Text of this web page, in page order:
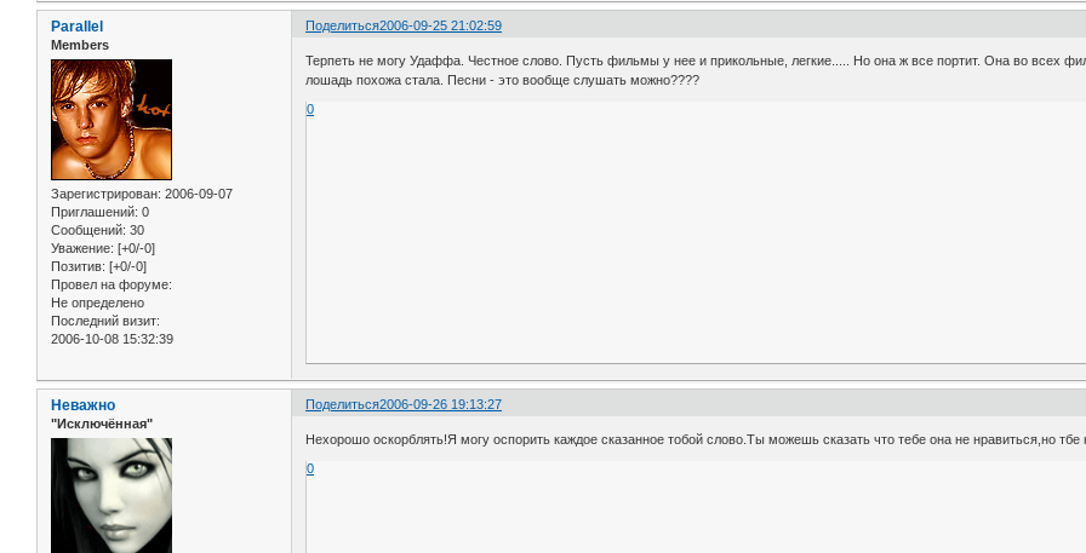
Поделиться2006-09-25 21:02:59
Parallel
Members
Зарегистрирован: 2006-09-07
Приглашений: 0
Сообщений: 30
Уважение: [+0/-0]
Позитив: [+0/-0]
Провел на форуме:
Не определено
Последний визит:
2006-10-08 15:32:39
Терпеть не могу Удаффа. Честное слово. Пусть фильмы у нее и прикольные, легкие..... Но она ж все портит. Она во всех
лошадь похожа стала. Песни - это вообще слушать можно????
0
Поделиться2006-09-26 19:13:27
Неважно
"Исключённая"
Нехорошо оскорблять!Я могу оспорить каждое сказанное тобой слово.Ты можешь сказать что тебе она не нравиться,но тбе
0